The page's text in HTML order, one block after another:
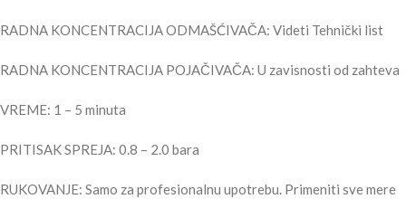
RADNA KONCENTRACIJA ODMAŠĆIVAČA: Videti Tehnički list
RADNA KONCENTRACIJA POJAČIVAČA: U zavisnosti od zahteva
VREME: 1 – 5 minuta
PRITISAK SPREJA: 0.8 – 2.0 bara
RUKOVANJE: Samo za profesionalnu upotrebu. Primeniti sve mere